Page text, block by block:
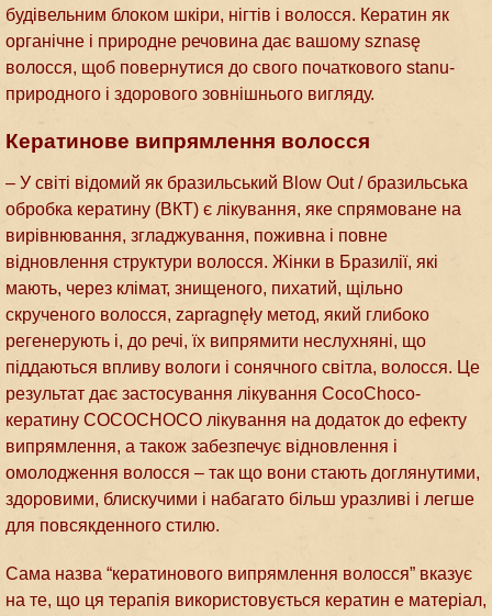
будівельним блоком шкіри, нігтів і волосся. Кератин як
органічне і природне речовина дає вашому sznasę
волосся, щоб повернутися до свого початкового stanu-
природного і здорового зовнішнього вигляду.
Кератинове випрямлення волосся
– У світі відомий як бразильський Blow Out / бразильська
обробка кератину (ВКТ) є лікування, яке спрямоване на
вирівнювання, згладжування, поживна і повне
відновлення структури волосся. Жінки в Бразилії, які
мають, через клімат, знищеного, пихатий, щільно
скрученого волосся, zapragnęły метод, який глибоко
регенерують і, до речі, їх випрямити неслухняні, що
піддаються впливу вологи і сонячного світла, волосся. Це
результат дає застосування лікування CocoChoco-
кератину COCOCHOCO лікування на додаток до ефекту
випрямлення, а також забезпечує відновлення і
омолодження волосся – так що вони стають доглянутими,
здоровими, блискучими і набагато більш уразливі і легше
для повсякденного стилю.
Сама назва “кератинового випрямлення волосся” вказує
на те, що ця терапія використовується кератин е матеріал,